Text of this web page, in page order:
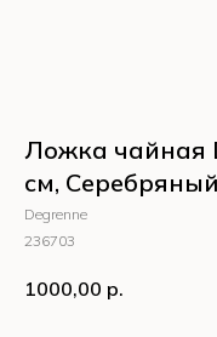
Ложка чайная
см, Серебряный
Degrenne
236703
1000,00 р.